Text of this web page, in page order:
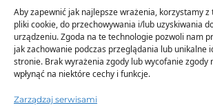
Aby zapewnić jak najlepsze wrażenia, korzystamy
pliki cookie, do przechowywania i/lub uzyskiwania
urządzeniu. Zgoda na te technologie pozwoli nam
jak zachowanie podczas przeglądania lub unikalne
stronie. Brak wyrażenia zgody lub wycofanie zgody
wpłynąć na niektóre cechy i funkcje.
Zarządzaj serwisami
Dostawa